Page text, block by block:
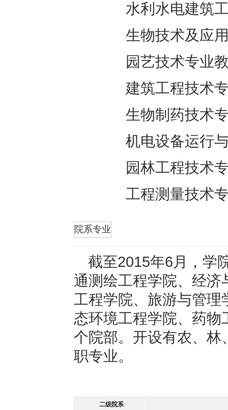
水利水电建筑
生物技术及应
园艺技术专业
建筑工程技术
生物制药技术
机电设备运行
园林工程技术
工程测量技术
院系专业
截至2015年6月，学
通测绘工程学院、经
工程学院、旅游与管理
态环境工程学院、药
个院部。开设有农、林
职专业。
二级院系